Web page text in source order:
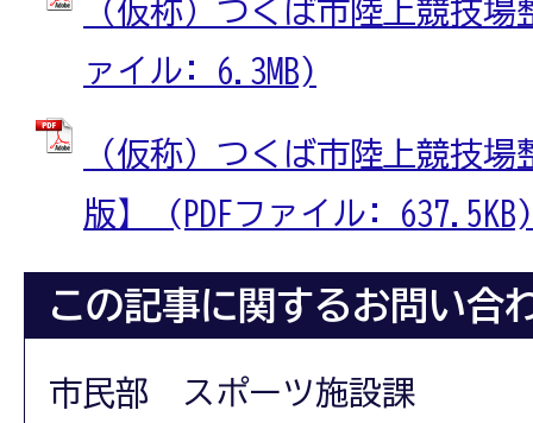
（仮称）つくば市陸上競技
ァイル: 6.3MB)
（仮称）つくば市陸上競技
版】 (PDFファイル: 637.5KB)
この記事に関するお問い合
市民部 スポーツ施設課